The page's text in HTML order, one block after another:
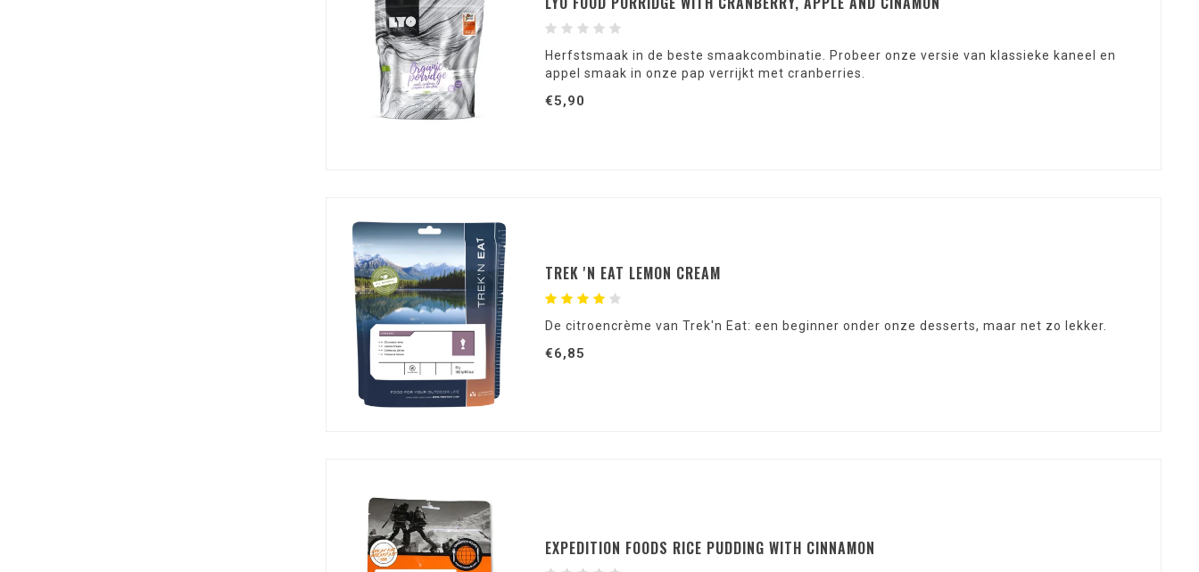
Herfstsmaak in de beste smaakcombinatie. Probeer onze versie van klassieke kaneel en
appel smaak in onze pap verrijkt met cranberries.
€5,90
TREK 'N EAT LEMON CREAM
De citroencrème van Trek'n Eat: een beginner onder onze desserts, maar net zo lekker.
€6,85
EXPEDITION FOODS RICE PUDDING WITH CINNAMON